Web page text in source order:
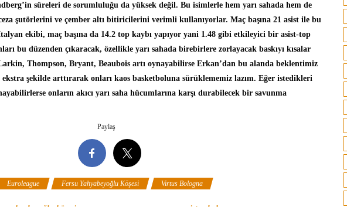
süreleri de sorumluluğu da yüksek değil. Bu isimlerle hem yarı sahada hem de
şutörlerini ve çember altı bitiricilerini verimli kullanıyorlar. Maç başına 21 asist ile bu
ekibi, maç başına da 14.2 top kaybı yapıyor yani 1.48 gibi etkileyici bir asist-top
bu düzenden çıkaracak, özellikle yarı sahada birebirlere zorlayacak baskıyı kısalar
Thompson, Bryant, Beaubois artı oynayabilirse Erkan’dan bu alanda beklentimiz
şekilde arttırarak onları kaos basketboluna sürüklememiz lazım. Eğer istedikleri
onların akıcı yarı saha hücumlarına karşı durabilecek bir savunma
Paylaş
Euroleague Fersu Yahyabeyoğlu Köşesi Virtus Bologna